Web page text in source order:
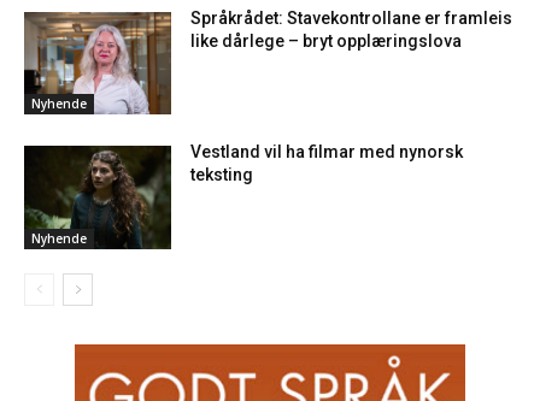
Nyhende
Språkrådet: Stavekontrollane er framleis
like dårlege – bryt opplæringslova
Nyhende
Vestland vil ha filmar med nynorsk
teksting